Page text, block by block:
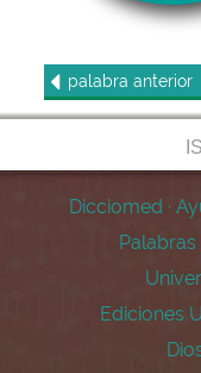
palabra anterior
Dicciomed ·
Ediciones